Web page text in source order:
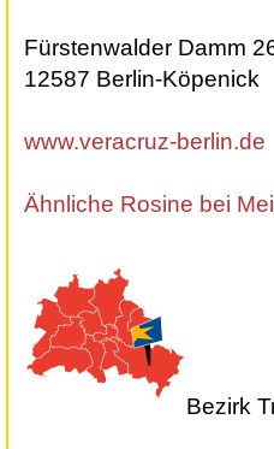
Fürstenwalder Damm
12587 Berlin-Köpenick
www.veracruz-berlin.de
Ähnliche Rosine bei
Bezirk